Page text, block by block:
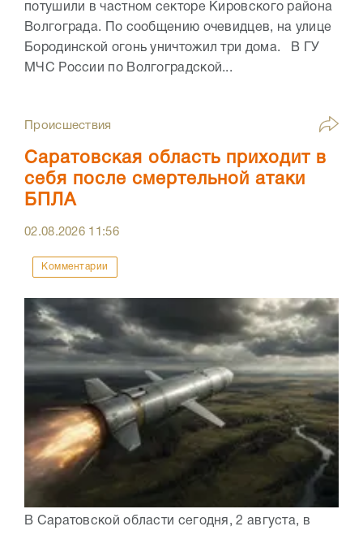
потушили в частном секторе Кировского района
Волгограда. По сообщению очевидцев, на улице
Бородинской огонь уничтожил три дома. В ГУ
МЧС России по Волгоградской...
Происшествия
Саратовская область приходит в
себя после смертельной атаки
БПЛА
02.08.2026 11:56
Комментарии
В Саратовской области сегодня, 2 августа, в